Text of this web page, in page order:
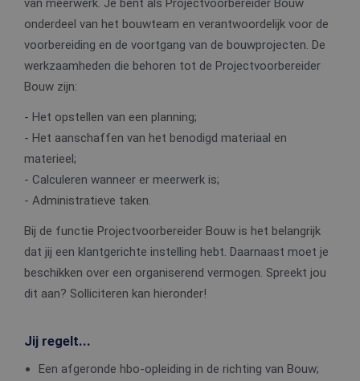
van meerwerk. Je bent als Projectvoorbereider Bouw
onderdeel van het bouwteam en verantwoordelijk voor de
voorbereiding en de voortgang van de bouwprojecten. De
werkzaamheden die behoren tot de Projectvoorbereider
Bouw zijn:
- Het opstellen van een planning;
- Het aanschaffen van het benodigd materiaal en
materieel;
- Calculeren wanneer er meerwerk is;
- Administratieve taken.
Bij de functie Projectvoorbereider Bouw is het belangrijk
dat jij een klantgerichte instelling hebt. Daarnaast moet je
beschikken over een organiserend vermogen. Spreekt jou
dit aan? Solliciteren kan hieronder!
Jij regelt...
Een afgeronde hbo-opleiding in de richting van Bouw;